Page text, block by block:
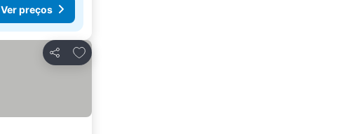
Ver preços
Partilhar
Adicionar aos favoritos